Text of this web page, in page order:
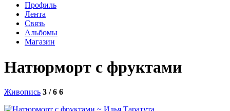
Профиль
Лента
Связь
Альбомы
Магазин
Натюрморт с фруктами
Живопись 3 / 6 6